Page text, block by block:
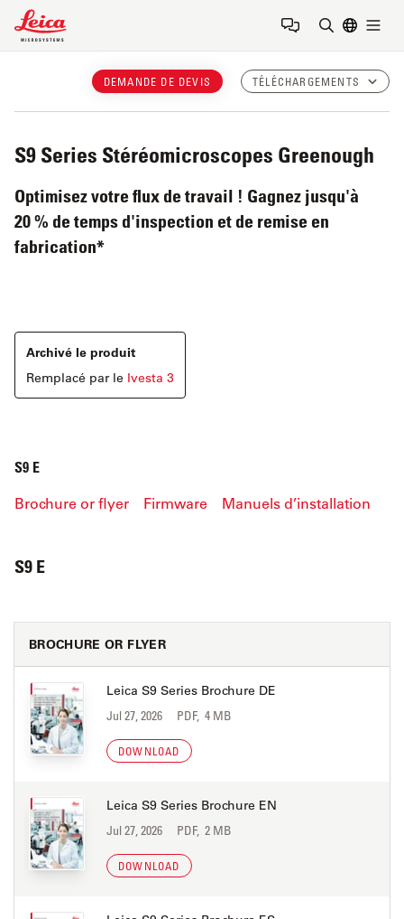
Leica Microsystems Logo
DEMANDE DE DEVIS TÉLÉCHARGEMENTS
S9 Series Stéréomicroscopes Greenough
Optimisez votre flux de travail ! Gagnez jusqu'à
20 % de temps d'inspection et de remise en
fabrication*
Archivé le produit
Remplacé par le Ivesta 3
S9 E
Brochure or flyer Firmware Manuels d’installation
S9 E
BROCHURE OR FLYER
Leica S9 Series Brochure DE
Jul 27, 2026 PDF, 4 MB
DOWNLOAD
Leica S9 Series Brochure EN
Jul 27, 2026 PDF, 2 MB
DOWNLOAD